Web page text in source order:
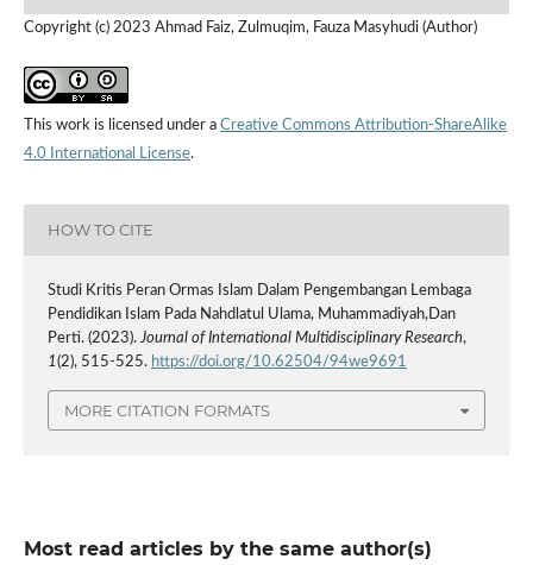
Copyright (c) 2023 Ahmad Faiz, Zulmuqim, Fauza Masyhudi (Author)
This work is licensed under a Creative Commons Attribution-ShareAlike
4.0 International License.
HOW TO CITE
Studi Kritis Peran Ormas Islam Dalam Pengembangan Lembaga
Pendidikan Islam Pada Nahdlatul Ulama, Muhammadiyah,Dan
Perti. (2023).Journal of International Multidisciplinary Research,
1(2), 515-525. https://doi.org/10.62504/94we9691
MORE CITATION FORMATS
Most read articles by the same author(s)